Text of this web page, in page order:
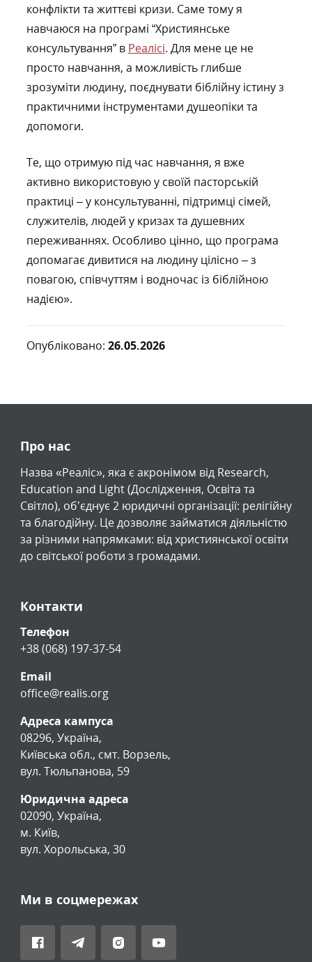
конфлікти та життєві кризи. Саме тому я
навчаюся на програмі “Християнське
консультування” в Реалісі. Для мене це не
просто навчання, а можливість глибше
зрозуміти людину, поєднувати біблійну істину з
практичними інструментами душеопіки та
допомоги.
Те, що отримую під час навчання, я вже
активно використовую у своїй пасторській
практиці – у консультуванні, підтримці сімей,
служителів, людей у кризах та душевних
переживаннях. Особливо цінно, що програма
допомагає дивитися на людину цілісно – з
повагою, співчуттям і водночас із біблійною
надією».
Опубліковано: 26.05.2026
Про нас
Назва «Реаліс», яка є акронімом від Research,
Education and Light (Дослідження, Освіта та
Світло), обʼєднує 2 юридичні організації: релігійну
та благодійну. Це дозволяє займатися діяльністю
за різними напрямками: від християнської освіти
до світської роботи з громадами.
Контакти
Телефон
+38 (068) 197-37-54
Email
office@realis.org
Адреса кампуса
08296, Україна,
Київська обл., смт. Ворзель,
вул. Тюльпанова, 59
Юридична адреса
02090, Україна,
м. Київ,
вул. Хорольська, 30
Ми в соцмережах